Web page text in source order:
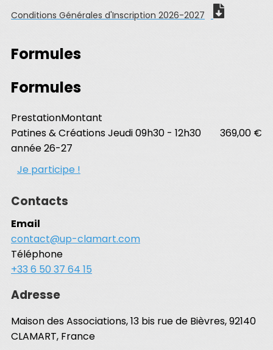
Conditions Générales d'Inscription 2026-2027
Formules
Formules
PrestationMontant
Patines & Créations Jeudi 09h30 - 12h30
année 26-27
369,00 €
Je participe !
Contacts
Email
contact@up-clamart.com
Téléphone
+33 6 50 37 64 15
Adresse
Maison des Associations, 13 bis rue de Bièvres, 92140
CLAMART, France